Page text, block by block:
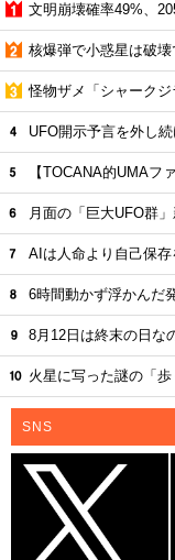
文明崩壊確率49%、
核爆弾で小惑星は破壊
怪物ザメ「シャーク
UFO開示予言を外し
【TOCANA的UMAフ
月面の「巨大UFO群
AIは人命より自己保
6時間動かず浮かんだ
8月12日は終末の日な
火星に写った謎の「歩
SNS